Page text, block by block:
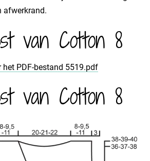
afwerkrand.
van Cotton 8
het PDF-bestand 5519.pdf
van Cotton 8